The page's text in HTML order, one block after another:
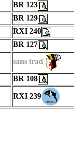
BR 123
BR 129
RXI 240
BR 127
sans trad
BR 108
RXI 239